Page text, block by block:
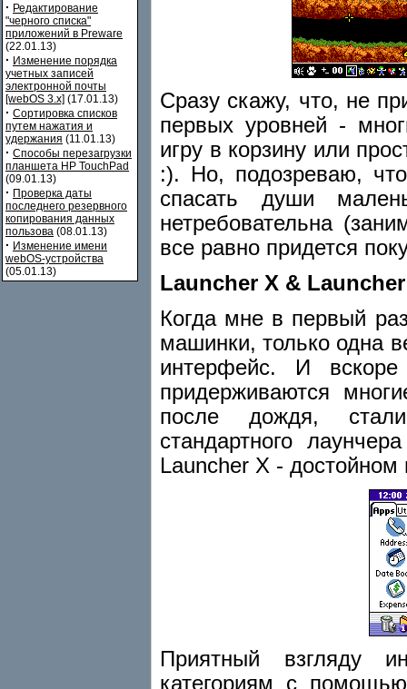
· Редактирование
"черного списка"
приложений в Preware
(22.01.13)
· Изменение порядка
учетных записей
электронной почты
[webOS 3.x] (17.01.13)
· Сортировка списков
путем нажатия и
удержания (11.01.13)
· Способы перезагрузки
планшета HP TouchPad
(09.01.13)
· Проверка даты
последнего резервного
копирования данных
пользова (08.01.13)
· Изменение имени
webOS-устройства
(05.01.13)
Сразу скажу, что, не
первых уровней -
игру в корзину или
:). Но, подозреваю,
спасать души
нетребовательна
все равно придется
Launcher X &
Когда мне в первый
машинки, только одна
интерфейс. И
придерживаются
после дождя,
стандартного
Launcher X - достойном
Приятный взгляду
категориям с